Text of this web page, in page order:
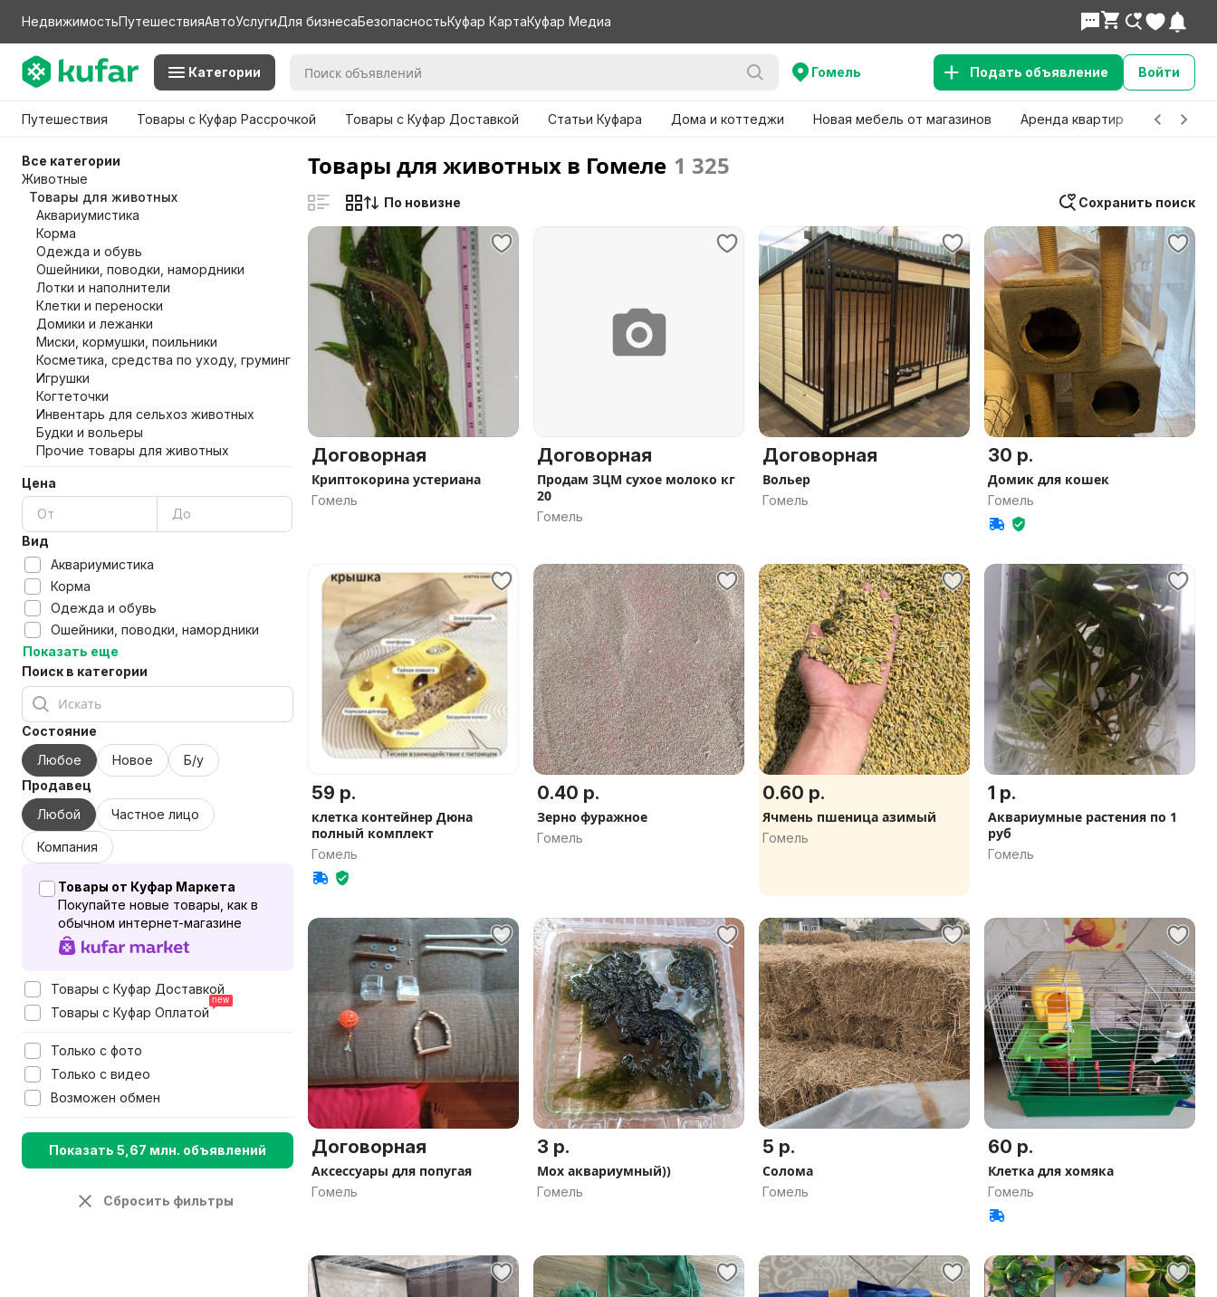
НедвижимостьПутешествияАвтоУслугиДля бизнесаБезопасностьКуфар КартаКуфар Медиа
Категории Гомель Подать объявление Войти
Путешествия Товары с Куфар Рассрочкой Товары с Куфар Доставкой Статьи Куфара Дома и коттеджи Новая мебель от магазинов Аренда квартир Детские
Все категории
Животные
Товары для животных
Аквариумистика
Корма
Одежда и обувь
Ошейники, поводки, намордники
Лотки и наполнители
Клетки и переноски
Домики и лежанки
Миски, кормушки, поильники
Косметика, средства по уходу, груминг
Игрушки
Когтеточки
Инвентарь для сельхоз животных
Будки и вольеры
Прочие товары для животных
Цена
Вид
Аквариумистика
Корма
Одежда и обувь
Ошейники, поводки, намордники
Показать еще
Поиск в категории
Состояние
Любое
Новое
Б/у
Продавец
Любой
Частное лицо
Компания
Товары от Куфар Маркета
Покупайте новые товары, как в
обычном интернет-магазине
Товары с Куфар Доставкой
Товары с Куфар Оплатой
Только с фото
Только с видео
Возможен обмен
Показать 5,67 млн. объявлений
Сбросить фильтры
Товары для животных в Гомеле 1 325
Сохранить поиск
По новизне
Договорная
Криптокорина устериана
Гомель
Договорная
Продам ЗЦМ сухое молоко кг
20
Гомель
Договорная
Вольер
Гомель
30 р.
Домик для кошек
Гомель
59 р.
клетка контейнер Дюна
полный комплект
Гомель
0.40 р.
Зерно фуражное
Гомель
0.60 р.
Ячмень пшеница азимый
Гомель
1 р.
Аквариумные растения по 1
руб
Гомель
Договорная
Аксессуары для попугая
Гомель
3 р.
Мох аквариумный))
Гомель
5 р.
Солома
Гомель
60 р.
Клетка для хомяка
Гомель